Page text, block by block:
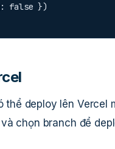
false })
deploy lên Vercel
chọn branch để